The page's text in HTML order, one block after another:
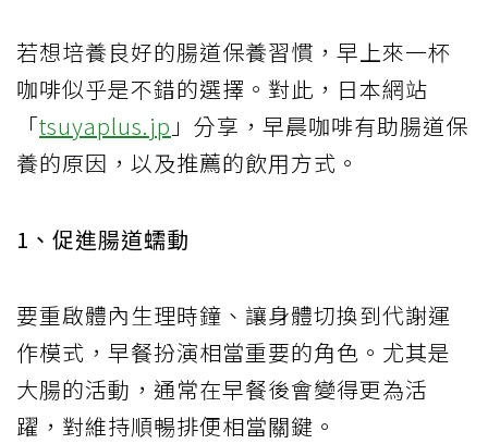
若想培養良好的腸道保養習慣，早上來一杯
咖啡似乎是不錯的選擇。對此，日本網站
「tsuyaplus.jp 」分享，早晨咖啡有助腸道保
養的原因，以及推薦的飲用方式。
1、促進腸道蠕動
要重啟體內生理時鐘、讓身體切換到代謝運
作模式，早餐扮演相當重要的角色。尤其是
大腸的活動，通常在早餐後會變得更為活
躍，對維持順暢排便相當關鍵。